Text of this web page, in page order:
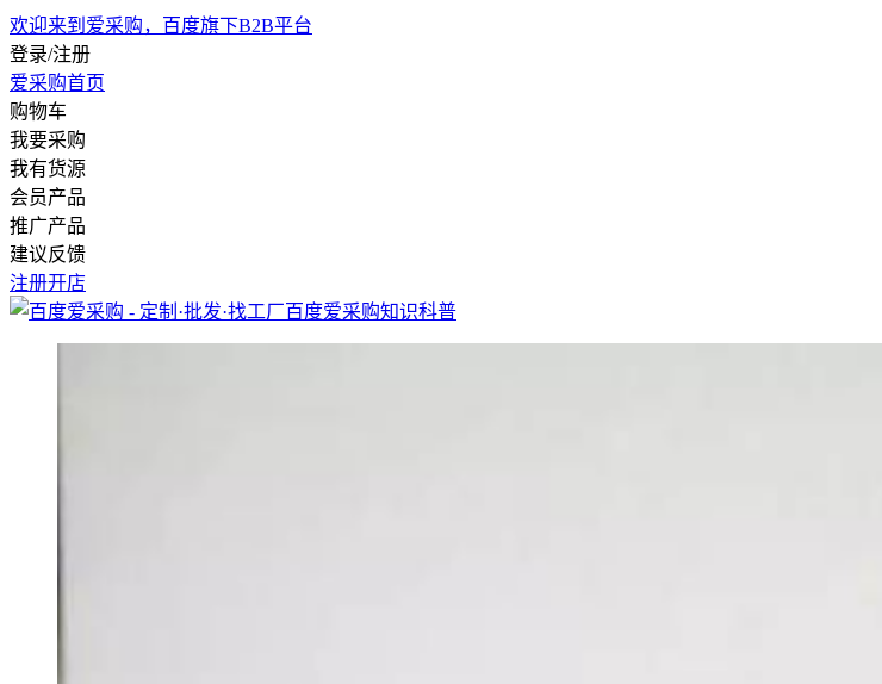
欢迎来到爱采购，百度旗下B2B平台
登录/注册
爱采购首页
购物车
我要采购
我有货源
会员产品
推广产品
建议反馈
注册开店
百度爱采购知识科普